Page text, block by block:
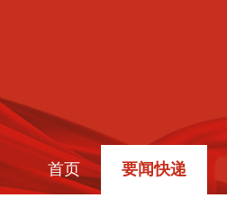
首页 要闻快递